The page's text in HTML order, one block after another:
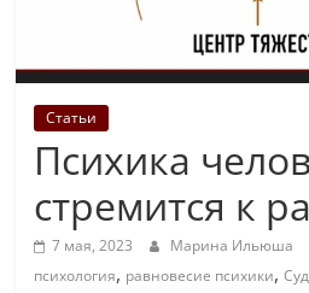
Статьи
Психика
стремится к
7 мая, 2023 Марина Ильюша
психология, равновесие психики,